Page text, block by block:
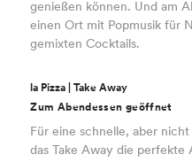
genießen können. Und am
einen Ort mit Popmusik für
gemixten Cocktails.
la Pizza | Take Away
Zum Abendessen geöffnet
Für eine schnelle, aber
das Take Away die perfekte